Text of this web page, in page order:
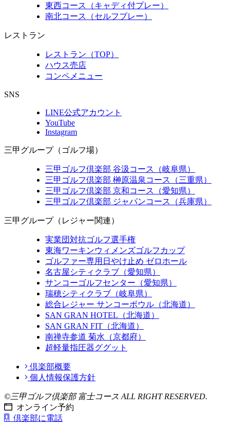
東西コース（キャディ付プレー）
南北コース（セルフプレー）
レストラン
レストラン（TOP）
ハウス売店
コンペメニュー
SNS
LINE公式アカウント
YouTube
Instagram
三甲グループ（ゴルフ場）
三甲ゴルフ倶楽部 谷汲コース（岐阜県）
三甲ゴルフ倶楽部 榊原温泉コース（三重県）
三甲ゴルフ倶楽部 京和コース（愛知県）
三甲ゴルフ倶楽部 ジャパンコース（兵庫県）
三甲グループ（レジャー関連）
実業団対抗ゴルフ選手権
東海ワーキンウィメンズゴルフカップ
ゴルファー専用日やけ止め ゼロホール
名古屋シティクラブ（愛知県）
サンコーゴルフセンター（愛知県）
瑞穂シティクラブ（岐阜県）
総合レジャー サンコーボウル（北海道）
SAN GRAN HOTEL（北海道）
SAN GRAN FIT（北海道）
南禅寺参道 菊水（京都府）
超軽量指圧器ググット
倶楽部概要
個人情報保護方針
©三甲ゴルフ倶楽部 富士コース ALL RIGHT RESERVED.
オンライン予約
倶楽部に電話